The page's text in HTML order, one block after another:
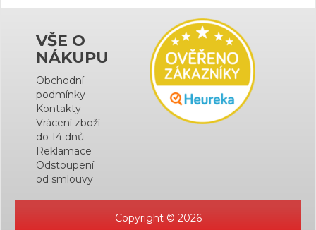
VŠE O
NÁKUPU
Obchodní
podmínky
Kontakty
Vrácení zboží
do 14 dnů
Reklamace
Odstoupení
od smlouvy
Copyright © 2026